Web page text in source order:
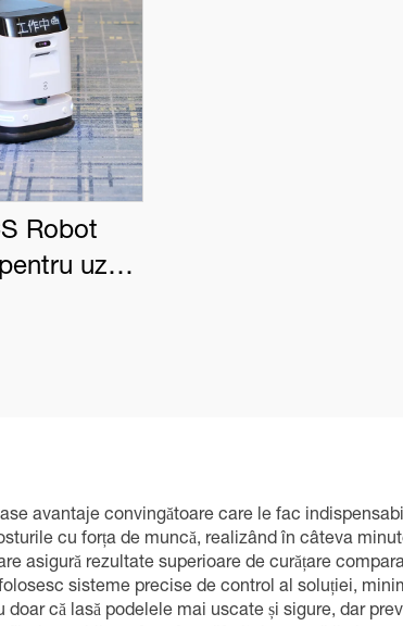
Robot
uz
avantaje convingătoare care le fac
cu forța de muncă, realizând în câteva
asigură rezultate superioare de curățare
sisteme precise de control al soluției,
că lasă podelele mai uscate și sigure, dar